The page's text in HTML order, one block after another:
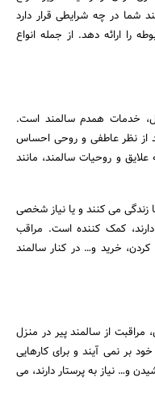
شما در چه شرایطی قرار دارد
را ارائه دهد. از جمله انواع
خدمات همدم سالمند است.
از نظر عاطفی و روحی احساس
و روحیات سالمند، مانند
زندگی می کنند و یا نیاز شخصی
کمک کننده است. مراقب
خرید و… در کنار سالمند
مراقبت از سالمند پیر در منزل
بر نمی آیند و برای کارهایی
و… نیاز به پرستار دارند، می